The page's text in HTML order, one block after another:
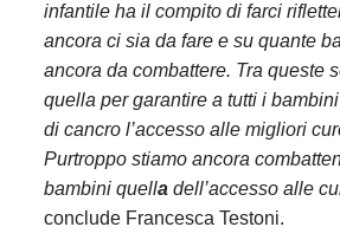
infantile ha il compito di farci
ancora ci sia da fare e su quante
ancora da combattere. Tra queste
quella per garantire a tutti i
di cancro l’accesso alle migliori
Purtroppo stiamo ancora
bambini quella dell’accesso alle
conclude Francesca Testoni.